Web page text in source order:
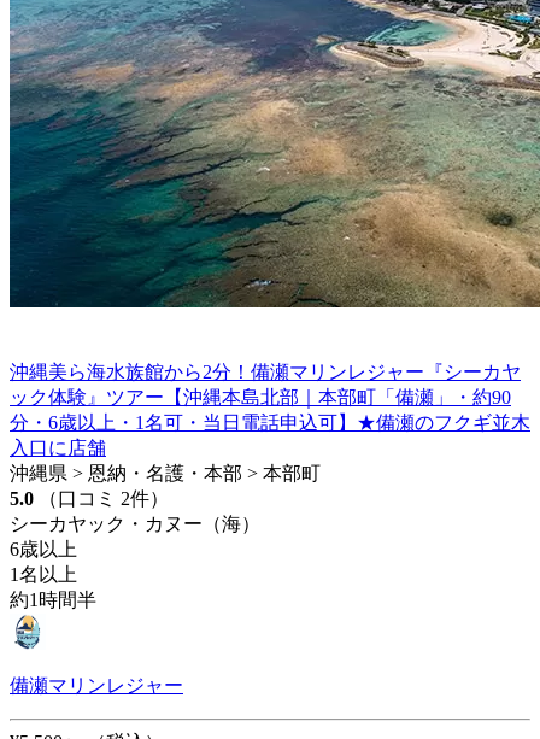
沖縄美ら海水族館から2分！備瀬マリンレジャー『シーカヤ
ック体験』ツアー【沖縄本島北部｜本部町「備瀬」・約90
分・6歳以上・1名可・当日電話申込可】★備瀬のフクギ並木
入口に店舗
沖縄県 > 恩納・名護・本部 > 本部町
5.0
（口コミ 2件）
シーカヤック・カヌー（海）
6歳以上
1名以上
約1時間半
備瀬マリンレジャー